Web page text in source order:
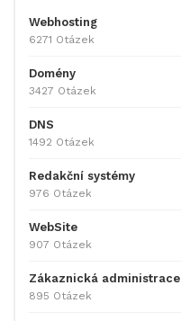
Webhosting
6271 Otázek
Domény
3427 Otázek
DNS
1492 Otázek
Redakční systémy
976 Otázek
WebSite
907 Otázek
Zákaznická administrace
895 Otázek